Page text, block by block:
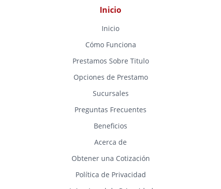
Inicio
Inicio
Cómo Funciona
Prestamos Sobre Titulo
Opciones de Prestamo
Sucursales
Preguntas Frecuentes
Beneficios
Acerca de
Obtener una Cotización
Política de Privacidad